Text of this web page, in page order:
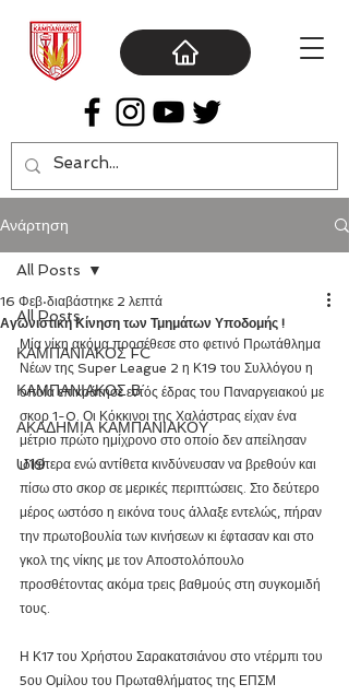
Ανάρτηση
All Posts
ΚΑΜΠΑΝΙΑΚΟΣ FC
ΚΑΜΠΑΝΙΑΚΟΣ Β΄
ΑΚΑΔΗΜΙΑ ΚΑΜΠΑΝΙΑΚΟΥ
U19
All Posts
Αγωνιστική Κίνηση των Τμημάτων Υποδομής !
16 Φεβ διαβάστηκε 2 λεπτά
Μία νίκη ακόμα προσέθεσε στο φετινό Πρωτάθλημα
Νέων της Super League 2 η Κ19 του Συλλόγου η
οποία επικράτησε εντός έδρας του Παναργειακού με
σκορ 1-0. Οι Κόκκινοι της Χαλάστρας είχαν ένα
μέτριο πρώτο ημίχρονο στο οποίο δεν απείλησαν
ιδιαίτερα ενώ αντίθετα κινδύνευσαν να βρεθούν και
πίσω στο σκορ σε μερικές περιπτώσεις. Στο δεύτερο
μέρος ωστόσο η εικόνα τους άλλαξε εντελώς, πήραν
την πρωτοβουλία των κινήσεων κι έφτασαν και στο
γκολ της νίκης με τον Αποστολόπουλο
προσθέτοντας ακόμα τρεις βαθμούς στη συγκομιδή
τους.
Η Κ17 του Χρήστου Σαρακατσιάνου στο ντέρμπι του
5ου Ομίλου του Πρωταθλήματος της ΕΠΣΜ